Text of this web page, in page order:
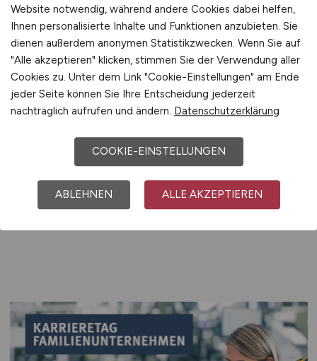
Anmelden und passende Jobangebote erhalten.
Jetzt registrieren
Aktuelle Veranstaltungen
und Messen
Website notwendig, während andere Cookies dabei helfen,
Ihnen personalisierte Inhalte und Funktionen anzubieten. Sie
dienen außerdem anonymen Statistikzwecken. Wenn Sie auf
"Alle akzeptieren" klicken, stimmen Sie der Verwendung aller
Cookies zu. Unter dem Link "Cookie-Einstellungen" am Ende
jeder Seite können Sie Ihre Entscheidung jederzeit
nachträglich aufrufen und ändern. Datenschutzerklärung
COOKIE-EINSTELLUNGEN
ABLEHNEN ALLE AKZEPTIEREN